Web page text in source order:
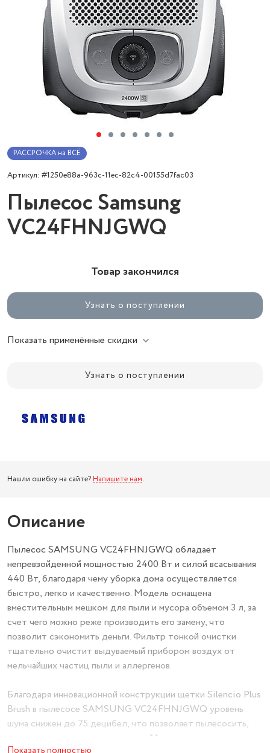
РАССРОЧКА на ВСЁ
Артикул: #1250e88a-963c-11ec-82c4-00155d7fac03
Пылесос Samsung
VC24FHNJGWQ
Товар закончился
Узнать о поступлении
Показать применённые скидки
Узнать о поступлении
Нашли ошибку на сайте? Напишите нам.
Описание
Пылесос SAMSUNG VC24FHNJGWQ обладает
непревзойденной мощностью 2400 Вт и силой всасывания
440 Вт, благодаря чему уборка дома осуществляется
быстро, легко и качественно. Модель оснащена
вместительным мешком для пыли и мусора объемом 3 л, за
счет чего можно реже производить его замену, что
позволит сэкономить деньги. Фильтр тонкой очистки
тщательно очистит выдуваемый прибором воздух от
мельчайших частиц пыли и аллергенов.
Благодаря инновационной конструкции щетки Silencio Plus
Brush в пылесосе SAMSUNG VC24FHNJGWQ уровень
шума снижен до 75 децибел, что позволяет пылесосить,
даже когда спят маленькие дети. Модель укомплектована
Показать полностью